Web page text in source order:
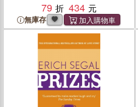
79
434
無庫存